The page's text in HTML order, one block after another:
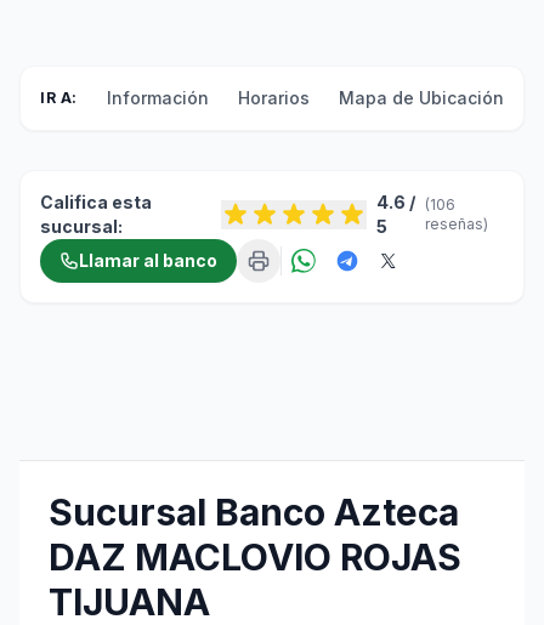
IR A: Información Horarios Mapa de Ubicación
Califica esta
sucursal:
4.6 /
5
(106
reseñas)
Llamar al banco
Sucursal Banco Azteca
DAZ MACLOVIO ROJAS
TIJUANA